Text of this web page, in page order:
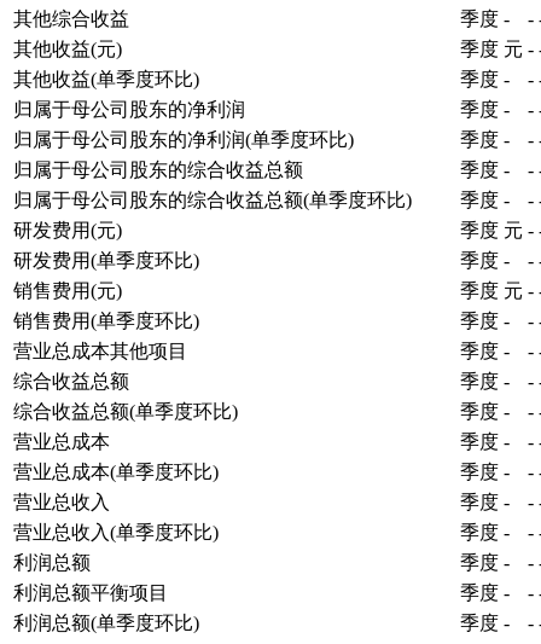
其他综合收益
季度 - -
其他收益(元)
季度 元 -
其他收益(单季度环比)
季度 - -
归属于母公司股东的净利润
季度 - -
归属于母公司股东的净利润(单季度环比)
季度 - -
归属于母公司股东的综合收益总额
季度 - -
归属于母公司股东的综合收益总额(单季度环比)
季度 - -
研发费用(元)
季度 元 -
研发费用(单季度环比)
季度 - -
销售费用(元)
季度 元 -
销售费用(单季度环比)
季度 - -
营业总成本其他项目
季度 - -
综合收益总额
季度 - -
综合收益总额(单季度环比)
季度 - -
营业总成本
季度 - -
营业总成本(单季度环比)
季度 - -
营业总收入
季度 - -
营业总收入(单季度环比)
季度 - -
利润总额
季度 - -
利润总额平衡项目
季度 - -
利润总额(单季度环比)
季度 - -